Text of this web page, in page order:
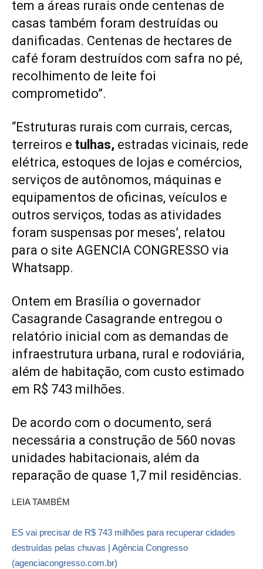
tem a áreas rurais onde centenas de
casas também foram destruídas ou
danificadas. Centenas de hectares de
café foram destruídos com safra no pé,
recolhimento de leite foi
comprometido”.
“Estruturas rurais com currais, cercas,
terreiros e tulhas, estradas vicinais, rede
elétrica, estoques de lojas e comércios,
serviços de autônomos, máquinas e
equipamentos de oficinas, veículos e
outros serviços, todas as atividades
foram suspensas por meses’, relatou
para o site AGENCIA CONGRESSO via
Whatsapp.
Ontem em Brasília o governador
Casagrande Casagrande entregou o
relatório inicial com as demandas de
infraestrutura urbana, rural e rodoviária,
além de habitação, com custo estimado
em R$ 743 milhões.
De acordo com o documento, será
necessária a construção de 560 novas
unidades habitacionais, além da
reparação de quase 1,7 mil residências.
LEIA TAMBÉM
ES vai precisar de R$ 743 milhões para recuperar cidades
destruídas pelas chuvas | Agência Congresso
(agenciacongresso.com.br)